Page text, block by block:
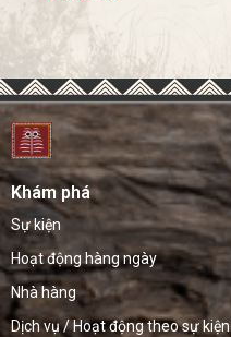
Khám phá
Sự kiện
Hoạt động hàng ngày
Nhà hàng
Dịch vụ / Hoạt động theo sự kiện